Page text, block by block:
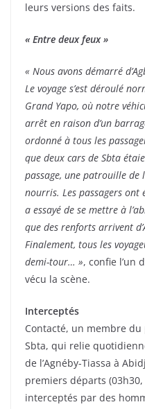
leurs versions des faits.
« Entre deux feux »
« Nous avons démarré
Le voyage s’est déroulé
Grand Yapo, où notre
arrêt en raison d’un
ordonné à tous les
que deux cars de Sbta
passage, une patrouille de
nourris. Les passagers ont
a essayé de se mettre à
que des renforts arrivent
Finalement, tous les
demi-tour… », confie l’un
vécu la scène.
Interceptés
Contacté, un membre
Sbta, qui relie
de l’Agnéby-Tiassa à
premiers départs
interceptés par des